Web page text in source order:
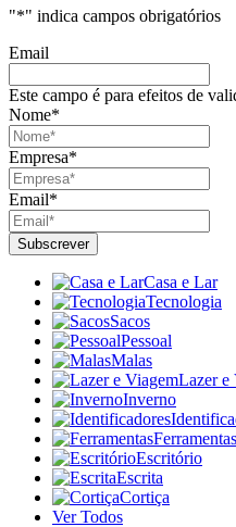
"*" indica campos obrigatórios
Email
Este campo é para efeitos de
Nome*
Empresa*
Email*
Casa e Lar
Tecnologia
Sacos
Pessoal
Malas
Lazer e
Inverno
Ferramentas
Escritório
Escrita
Cortiça
Ver Todos